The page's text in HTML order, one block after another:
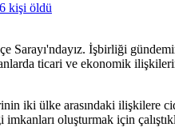
kişi öldü
Sarayı'ndayız. İşbirliği
ticari ve ekonomik
iki ülke arasındaki ilişkilere
imkanları oluşturmak için